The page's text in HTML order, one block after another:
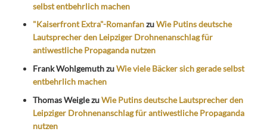
selbst entbehrlich machen
"Kaiserfront Extra"-RomanfanzuWie Putins deutsche
Lautsprecher den Leipziger Drohnenanschlag für
antiwestliche Propaganda nutzen
Frank WohlgemuthzuWie viele Bäcker sich gerade selbst
entbehrlich machen
Thomas WeiglezuWie Putins deutsche Lautsprecher den
Leipziger Drohnenanschlag für antiwestliche Propaganda
nutzen